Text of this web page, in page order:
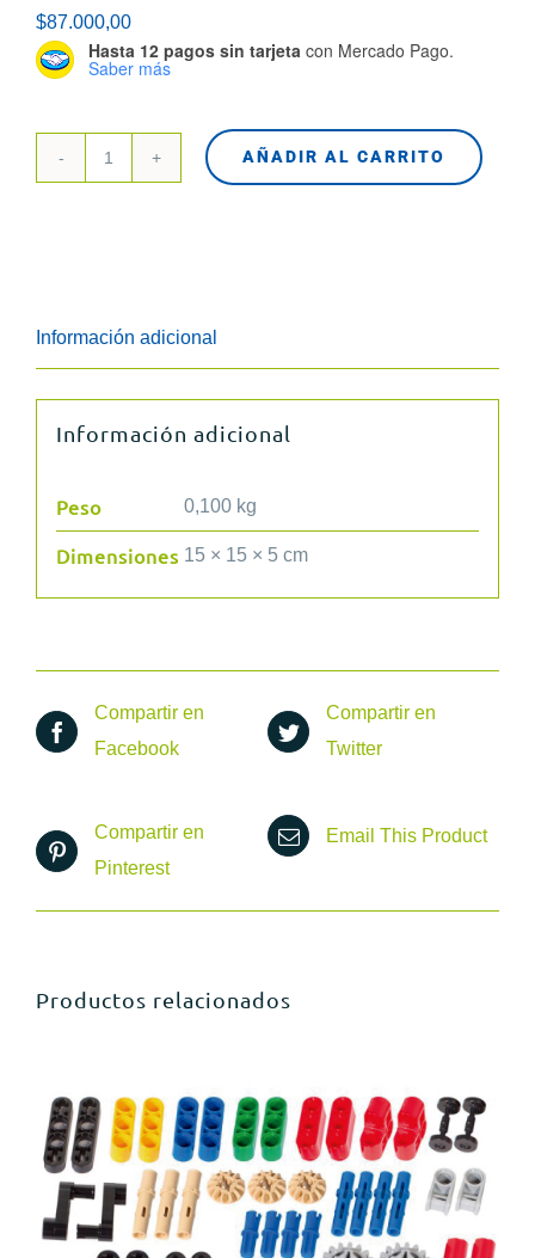
$87.000,00
Hasta 12 pagos sin tarjeta con Mercado Pago.
Saber más
AÑADIR AL CARRITO
Información adicional
Información adicional
Peso 0,100 kg
Dimensiones 15 × 15 × 5 cm
Compartir en
Facebook
Compartir en
Twitter
Compartir en
Pinterest
Email This Product
Productos relacionados